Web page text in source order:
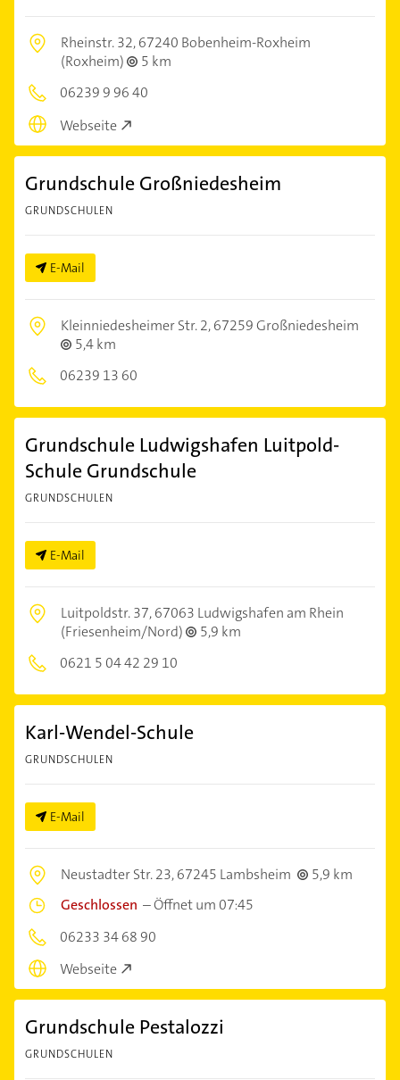
Rheinstr. 32,67240 Bobenheim-Roxheim
(Roxheim)
5 km
06239 9 96 40
Webseite
Grundschule Großniedesheim
GRUNDSCHULEN
E-Mail
Kleinniedesheimer Str. 2,67259 Großniedesheim
5,4 km
06239 13 60
Grundschule Ludwigshafen Luitpold-
Schule Grundschule
GRUNDSCHULEN
E-Mail
Luitpoldstr. 37,67063 Ludwigshafen am Rhein
(Friesenheim/Nord)
5,9 km
0621 5 04 42 29 10
Karl-Wendel-Schule
GRUNDSCHULEN
E-Mail
Neustadter Str. 23,67245 Lambsheim
5,9 km
Geschlossen –Öffnet um 07:45
06233 34 68 90
Webseite
Grundschule Pestalozzi
GRUNDSCHULEN